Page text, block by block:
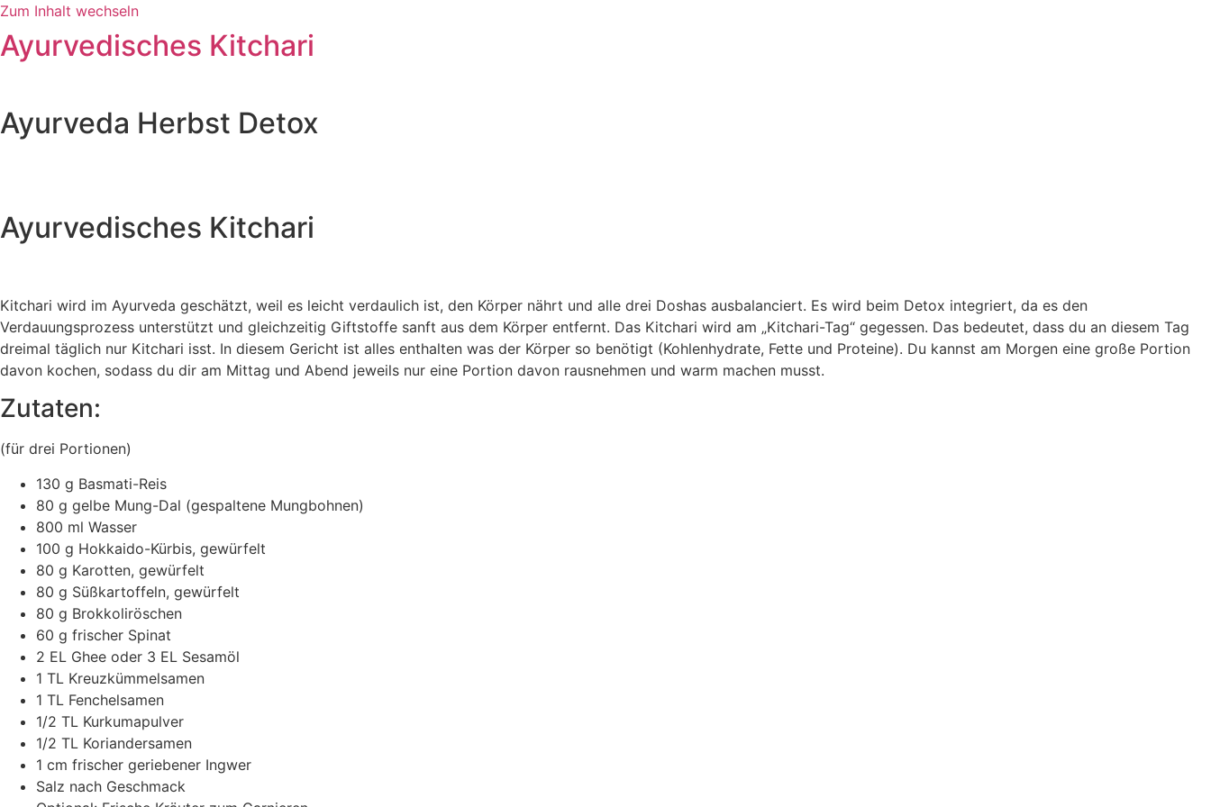
Zum Inhalt wechseln
Ayurvedisches Kitchari
Ayurveda Herbst Detox
Ayurvedisches Kitchari
Kitchari wird im Ayurveda geschätzt, weil es leicht verdaulich ist, den Körper nährt und alle drei Doshas ausbalanciert. Es wird beim Detox integriert, da es den
Verdauungsprozess unterstützt und gleichzeitig Giftstoffe sanft aus dem Körper entfernt. Das Kitchari wird am „Kitchari-Tag“ gegessen. Das bedeutet, dass du an diesem Tag
dreimal täglich nur Kitchari isst. In diesem Gericht ist alles enthalten was der Körper so benötigt (Kohlenhydrate, Fette und Proteine). Du kannst am Morgen eine große Portion
davon kochen, sodass du dir am Mittag und Abend jeweils nur eine Portion davon rausnehmen und warm machen musst.
Zutaten:
(für drei Portionen)
130 g Basmati-Reis
80 g gelbe Mung-Dal (gespaltene Mungbohnen)
800 ml Wasser
100 g Hokkaido-Kürbis, gewürfelt
80 g Karotten, gewürfelt
80 g Süßkartoffeln, gewürfelt
80 g Brokkoliröschen
60 g frischer Spinat
2 EL Ghee oder 3 EL Sesamöl
1 TL Kreuzkümmelsamen
1 TL Fenchelsamen
1/2 TL Kurkumapulver
1/2 TL Koriandersamen
1 cm frischer geriebener Ingwer
Salz nach Geschmack